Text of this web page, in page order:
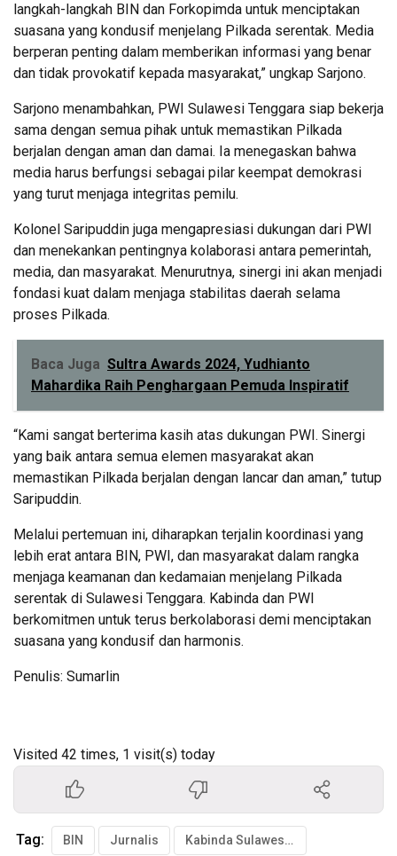
langkah-langkah BIN dan Forkopimda untuk menciptakan
suasana yang kondusif menjelang Pilkada serentak. Media
berperan penting dalam memberikan informasi yang benar
dan tidak provokatif kepada masyarakat,” ungkap Sarjono.
Sarjono menambahkan, PWI Sulawesi Tenggara siap bekerja
sama dengan semua pihak untuk memastikan Pilkada
berjalan dengan aman dan damai. Ia menegaskan bahwa
media harus berfungsi sebagai pilar keempat demokrasi
yang turut menjaga integritas pemilu.
Kolonel Saripuddin juga mengapresiasi dukungan dari PWI
dan menekankan pentingnya kolaborasi antara pemerintah,
media, dan masyarakat. Menurutnya, sinergi ini akan menjadi
fondasi kuat dalam menjaga stabilitas daerah selama
proses Pilkada.
Baca Juga Sultra Awards 2024, Yudhianto
Mahardika Raih Penghargaan Pemuda Inspiratif
“Kami sangat berterima kasih atas dukungan PWI. Sinergi
yang baik antara semua elemen masyarakat akan
memastikan Pilkada berjalan dengan lancar dan aman,” tutup
Saripuddin.
Melalui pertemuan ini, diharapkan terjalin koordinasi yang
lebih erat antara BIN, PWI, dan masyarakat dalam rangka
menjaga keamanan dan kedamaian menjelang Pilkada
serentak di Sulawesi Tenggara. Kabinda dan PWI
berkomitmen untuk terus berkolaborasi demi menciptakan
suasana yang kondusif dan harmonis.
Penulis: Sumarlin
Visited 42 times, 1 visit(s) today
Tag: BIN Jurnalis Kabinda Sulawesi Tenggara